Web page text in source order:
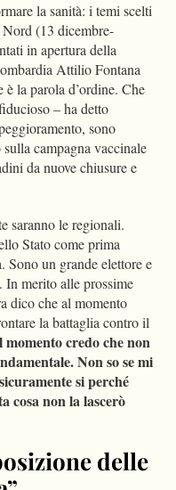
la sanità: i temi scelti
(13 dicembre-
in apertura della
Attilio Fontana
la parola d’ordine. Che
– ha detto
sono
campagna vaccinale
da nuove chiusure e
saranno le regionali.
Stato come prima
Sono un grande elettore e
merito alle prossime
dico che al momento
la battaglia contro il
credo che non
Non so se mi
si perché
cosa non la lascerò
delle